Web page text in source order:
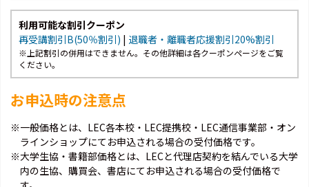
利用可能な割引クーポン
再受講割引B(50％割引) | 退職者・離職者応援割引20%割引
※上記割引の併用はできません。その他詳細は各クーポンページをご覧
ください。
お申込時の注意点
※一般価格とは、LEC各本校・LEC提携校・LEC通信事業部・オン
ラインショップにてお申込される場合の受付価格です。
※大学生協・書籍部価格とは、LECと代理店契約を結んでいる大学
内の生協、購買会、書店にてお申込される場合の受付価格で